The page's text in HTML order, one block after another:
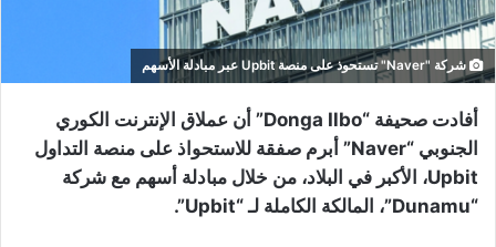
شركة "Naver" تستحوذ على منصة Upbit عبر مبادلة الأسهم
أفادت صحيفة “Donga Ilbo” أن عملاق الإنترنت الكوري
الجنوبي “Naver” أبرم صفقة للاستحواذ على منصة التداول
Upbit، الأكبر في البلاد، من خلال مبادلة أسهم مع شركة
“Dunamu”، المالكة الكاملة لـ “Upbit”.